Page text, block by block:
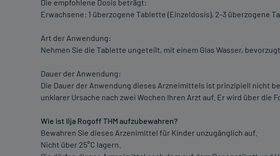
Die empfohlene Dosis beträgt:
Erwachsene: 1 überzogene Tablette (Einzeldosis), 2-3 überzogene
Art der Anwendung:
Nehmen Sie die Tablette ungeteilt, mit einem Glas Wasser,
Dauer der Anwendung:
Die Dauer der Anwendung dieses Arzneimittels ist prinzipiell nicht
unklarer Ursache nach zwei Wochen Ihren Arzt auf. Er wird über die
Wie ist Ilja Rogoff THM aufzubewahren?
Bewahren Sie dieses Arzenimittel für Kinder unzugänglich auf.
Nicht über 25°C lagern.